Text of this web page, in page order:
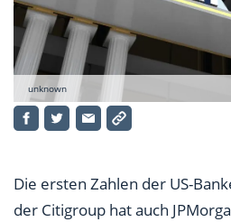
unknown
Die ersten Zahlen der US-
der Citigroup hat auch